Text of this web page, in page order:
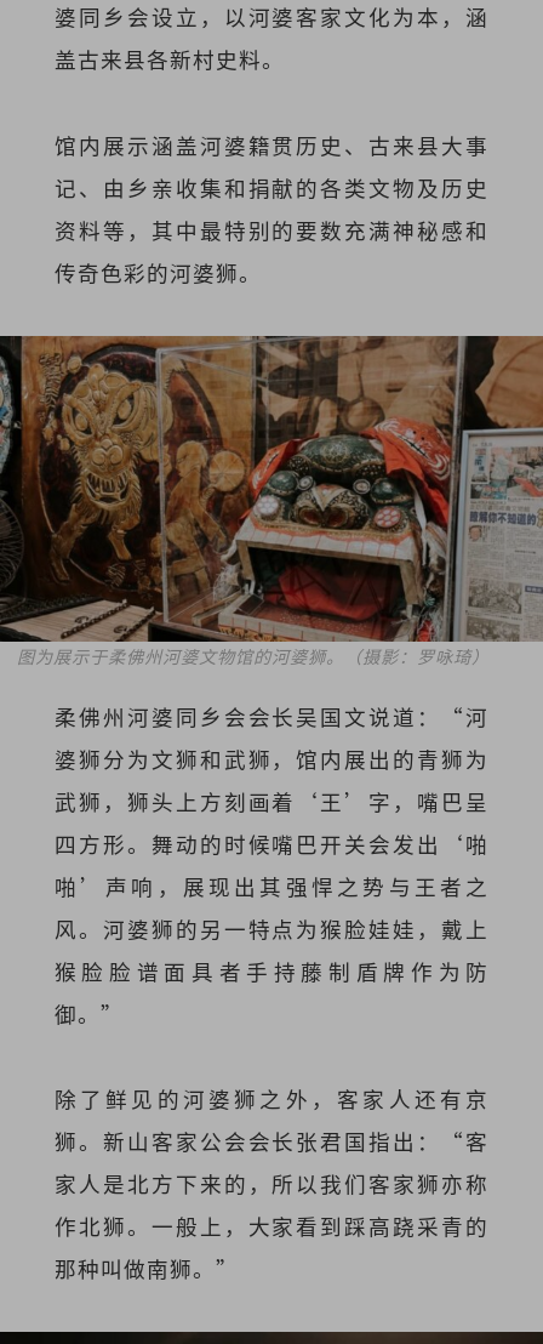
婆同乡会设立，以河婆客家文化为本，涵
盖古来县各新村史料。
馆内展示涵盖河婆籍贯历史、古来县大事
记、由乡亲收集和捐献的各类文物及历史
资料等，其中最特别的要数充满神秘感和
传奇色彩的河婆狮。
图为展示于柔佛州河婆文物馆的河婆狮。（摄影：罗咏琦）
柔佛州河婆同乡会会长吴国文说道：“河
婆狮分为文狮和武狮，馆内展出的青狮为
武狮，狮头上方刻画着‘王’字，嘴巴呈
四方形。舞动的时候嘴巴开关会发出‘啪
啪’声响，展现出其强悍之势与王者之
风。河婆狮的另一特点为猴脸娃娃，戴上
猴脸脸谱面具者手持藤制盾牌作为防
御。”
除了鲜见的河婆狮之外，客家人还有京
狮。新山客家公会会长张君国指出：“客
家人是北方下来的，所以我们客家狮亦称
作北狮。一般上，大家看到踩高跷采青的
那种叫做南狮。”